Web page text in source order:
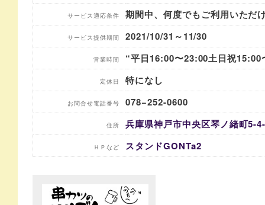
サービス適応条件 期間中、何度でもご利用いただ
サービス提供期間 2021/10/31～11/30
営業時間 “平日16:00〜23:00土日祝15:00
定休日 特になし
お問合せ電話番号 078−252-0600
住所 兵庫県神戸市中央区琴ノ緒町5-
ＨＰなど スタンドGONTa2